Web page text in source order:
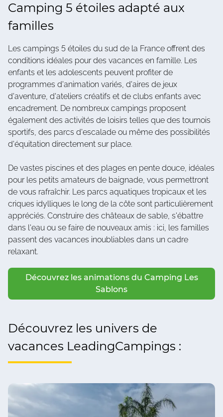
Camping 5 étoiles adapté aux
familles
Les campings 5 étoiles du sud de la France offrent des
conditions idéales pour des vacances en famille. Les
enfants et les adolescents peuvent profiter de
programmes d'animation variés, d'aires de jeux
d'aventure, d'ateliers créatifs et de clubs enfants avec
encadrement. De nombreux campings proposent
également des activités de loisirs telles que des tournois
sportifs, des parcs d'escalade ou même des possibilités
d'équitation directement sur place.
De vastes piscines et des plages en pente douce, idéales
pour les petits amateurs de baignade, vous permettront
de vous rafraîchir. Les parcs aquatiques tropicaux et les
criques idylliques le long de la côte sont particulièrement
appréciés. Construire des châteaux de sable, s'ébattre
dans l'eau ou se faire de nouveaux amis : ici, les familles
passent des vacances inoubliables dans un cadre
relaxant.
Découvrez les animations du Camping Les
Sablons
Découvrez les univers de
vacances LeadingCampings :